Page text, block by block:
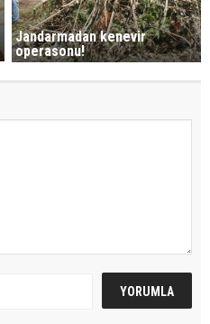
Jandarmadan kenevir
operasonu!